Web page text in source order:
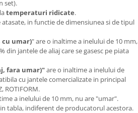
set).
temperaturi ridicate.
in functie de dimensiunea si de tipul
umar)" are o inaltime a inelului de 10 mm,
din jantele de aliaj care se gasesc pe piata
fara umar)"are o inaltime a inelului de
cu jantele comercializate in principal
ROTIFORM.
a inelului de 10 mm, nu are "umar".
tabla, indiferent de producatorul acestora.